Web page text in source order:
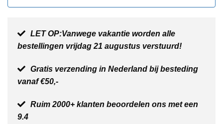
LET OP:Vanwege vakantie worden alle
bestellingen vrijdag 21 augustus verstuurd!
Gratis verzending in Nederland bij besteding
vanaf €50,-
Ruim 2000+ klanten beoordelen ons met een
9.4